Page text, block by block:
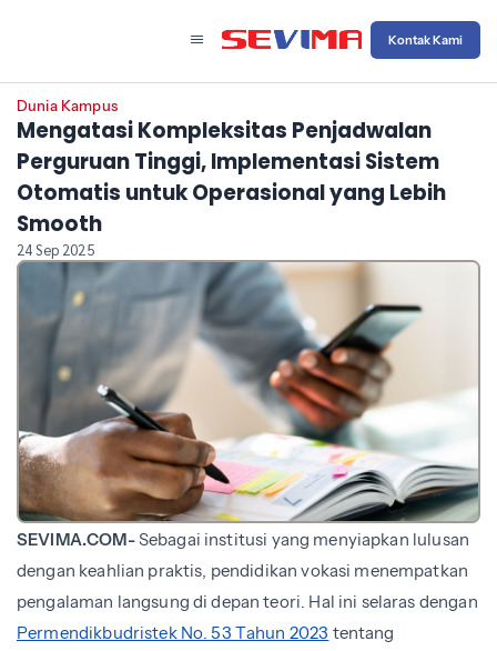
Kontak Kami
Dunia Kampus
Mengatasi Kompleksitas Penjadwalan
Perguruan Tinggi, Implementasi Sistem
Otomatis untuk Operasional yang Lebih
Smooth
24 Sep 2025
SEVIMA.COM-Sebagai institusi yang menyiapkan lulusan
dengan keahlian praktis, pendidikan vokasi menempatkan
pengalaman langsung di depan teori. Hal ini selaras dengan
Permendikbudristek No. 53 Tahun 2023 tentang